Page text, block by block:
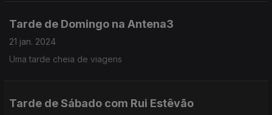
Tarde de Domingo na Antena3
21 jan. 2024
Uma tarde cheia de viagens
Tarde de Sábado com Rui Estêvão